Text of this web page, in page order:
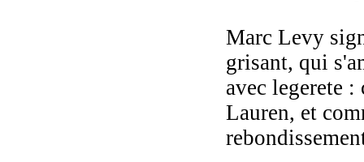
Marc Levy
grisant, qui
avec legerete
Lauren, et